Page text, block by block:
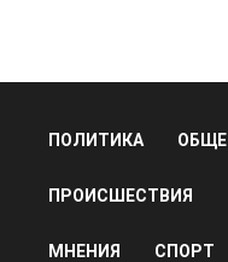
ПОЛИТИКА
ПРОИСШЕСТВИЯ
МНЕНИЯ СПОРТ